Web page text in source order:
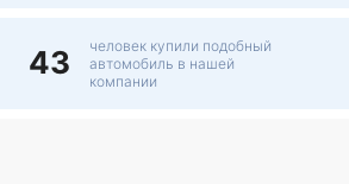
43
человек купили подобный
автомобиль в нашей
компании